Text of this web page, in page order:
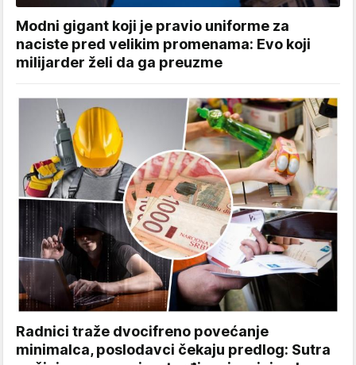
Modni gigant koji je pravio uniforme za
naciste pred velikim promenama: Evo koji
milijarder želi da ga preuzme
Radnici traže dvocifreno povećanje
minimalca, poslodavci čekaju predlog: Sutra